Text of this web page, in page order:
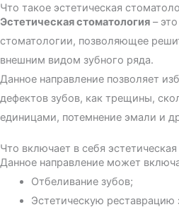
Что такое эстетическая
Эстетическая стоматология –
стоматологии, позволяющее
внешним видом зубного ряда.
Данное направление позволяет
дефектов зубов, как трещины,
единицами, потемнение эмали и
Что включает в себя
Данное направление может
Отбеливание зубов;
Эстетическую реставрацию